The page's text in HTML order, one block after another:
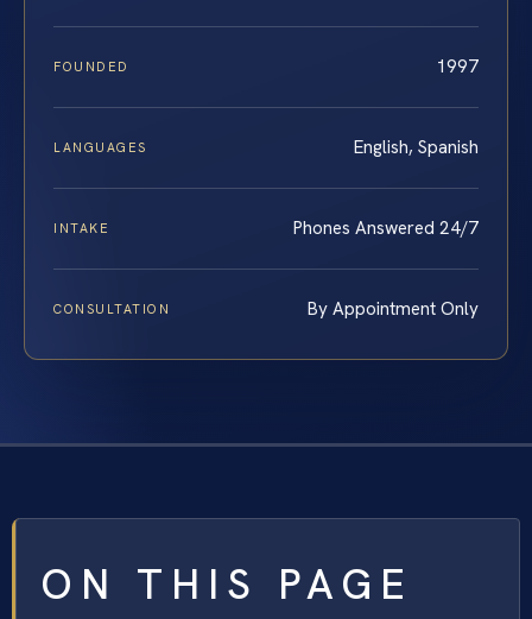
FOUNDED 1997
LANGUAGES English, Spanish
INTAKE Phones Answered 24/7
CONSULTATION By Appointment Only
ON THIS PAGE